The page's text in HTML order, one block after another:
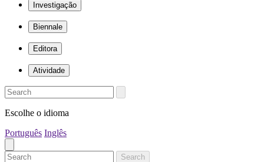
Investigação
Biennale
Editora
Atividade
Escolhe o idioma
Português Inglês
Search